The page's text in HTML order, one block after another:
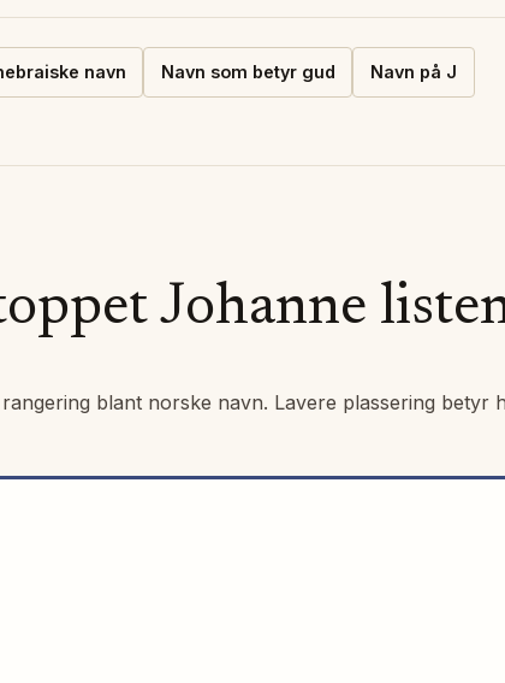
navn Navn som betyr gud Navn på J
Johanne
blant norske navn. Lavere plassering betyr